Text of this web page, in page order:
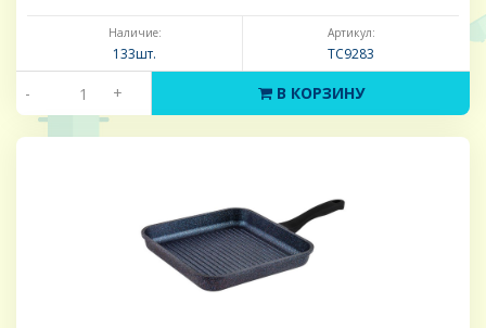
Наличие:
133шт.
Артикул:
ТС9283
- + В КОРЗИНУ